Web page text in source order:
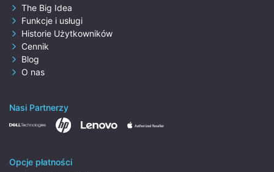
The Big Idea
Funkcje i usługi
Historie Użytkowników
Cennik
Blog
O nas
Nasi Partnerzy
Opcje płatności